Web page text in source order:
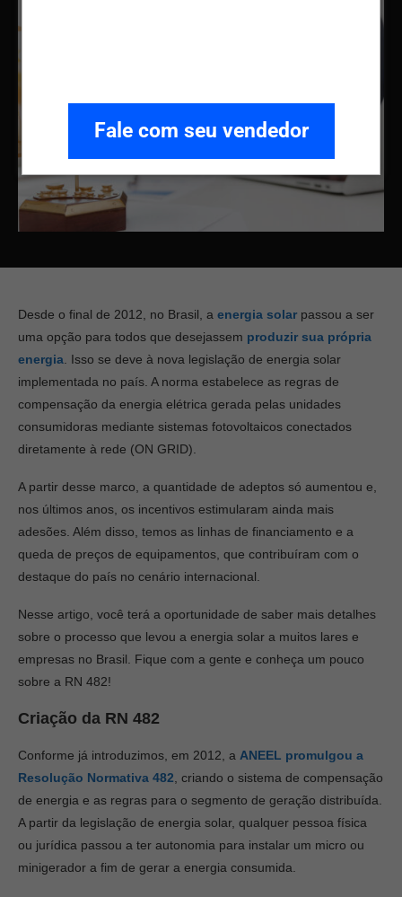
Fale com seu vendedor
Desde o final de 2012, no Brasil, a energia solar passou a ser
uma opção para todos que desejassem produzir sua própria
energia . Isso se deve à nova legislação de energia solar
implementada no país. A norma estabelece as regras de
compensação da energia elétrica gerada pelas unidades
consumidoras mediante sistemas fotovoltaicos conectados
diretamente à rede (ON GRID).
A partir desse marco, a quantidade de adeptos só aumentou e,
nos últimos anos, os incentivos estimularam ainda mais
adesões. Além disso, temos as linhas de financiamento e a
queda de preços de equipamentos, que contribuíram com o
destaque do país no cenário internacional.
Nesse artigo, você terá a oportunidade de saber mais detalhes
sobre o processo que levou a energia solar a muitos lares e
empresas no Brasil. Fique com a gente e conheça um pouco
sobre a RN 482!
Criação da RN 482
Conforme já introduzimos, em 2012, a ANEEL promulgou a
Resolução Normativa 482 , criando o sistema de compensação
de energia e as regras para o segmento de geração distribuída.
A partir da legislação de energia solar, qualquer pessoa física
ou jurídica passou a ter autonomia para instalar um micro ou
minigerador a fim de gerar a energia consumida.